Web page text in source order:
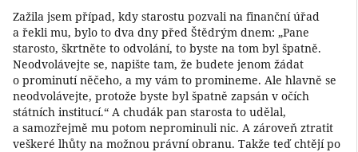
Zažila jsem případ, kdy starostu pozvali na finanční úřad
a řekli mu, bylo to dva dny před Štědrým dnem: „Pane
starosto, škrtněte to odvolání, to byste na tom byl špatně.
Neodvolávejte se, napište tam, že budete jenom žádat
o prominutí něčeho, a my vám to promineme. Ale hlavně se
neodvolávejte, protože byste byl špatně zapsán v očích
státních institucí.“ A chudák pan starosta to udělal,
a samozřejmě mu potom neprominuli nic. A zároveň ztratit
veškeré lhůty na možnou právní obranu. Takže teď chtějí po